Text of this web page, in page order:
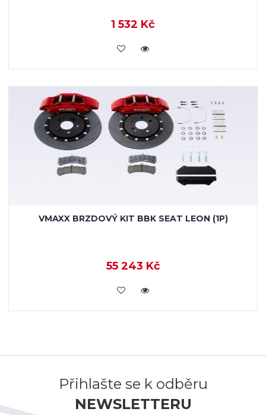
1 532 Kč
KOUPIT
VMAXX BRZDOVÝ KIT BBK SEAT LEON (1P)
55 243 Kč
KOUPIT
Přihlašte se k odběru
NEWSLETTERU